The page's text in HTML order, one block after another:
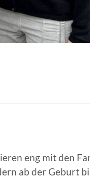
eng mit den
ab der Geburt